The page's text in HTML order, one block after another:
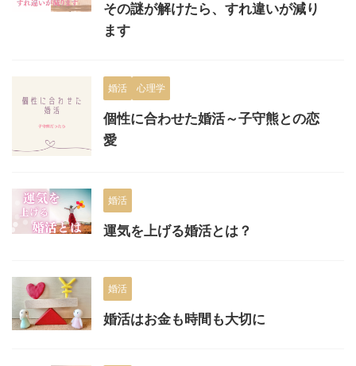
その謎が解けたら、すれ違いが減り
ます
婚活 心理学
個性に合わせた婚活～子守熊との恋
愛
婚活
運気を上げる婚活とは？
婚活
婚活はお金も時間も大切に